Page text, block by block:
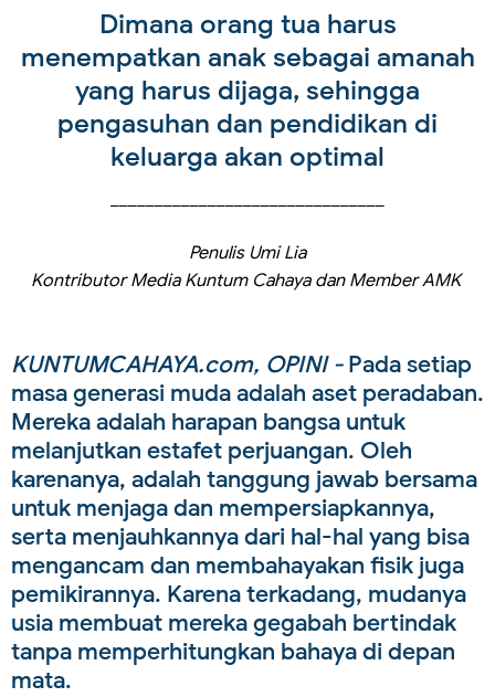
Dimana orang tua harus
menempatkan anak sebagai amanah
yang harus dijaga, sehingga
pengasuhan dan pendidikan di
keluarga akan optimal
Penulis Umi Lia
Kontributor Media Kuntum Cahaya dan Member AMK
KUNTUMCAHAYA.com, OPINI -Pada setiap
masa generasi muda adalah aset peradaban.
Mereka adalah harapan bangsa untuk
melanjutkan estafet perjuangan. Oleh
karenanya, adalah tanggung jawab bersama
untuk menjaga dan mempersiapkannya,
serta menjauhkannya dari hal-hal yang bisa
mengancam dan membahayakan fisik juga
pemikirannya. Karena terkadang, mudanya
usia membuat mereka gegabah bertindak
tanpa memperhitungkan bahaya di depan
mata.